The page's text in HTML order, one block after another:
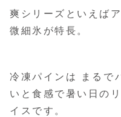
爽シリーズといえば
微細氷が特長。
冷凍パインは まるで
いと食感で暑い日の
イスです。